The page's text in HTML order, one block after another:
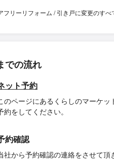
フリーリフォーム / 引き戸に変更のすべ
での流れ
ット予約
のページにあるくらしのマーケ
約をしてください。
約確認
社から予約確認の連絡をさせて頂